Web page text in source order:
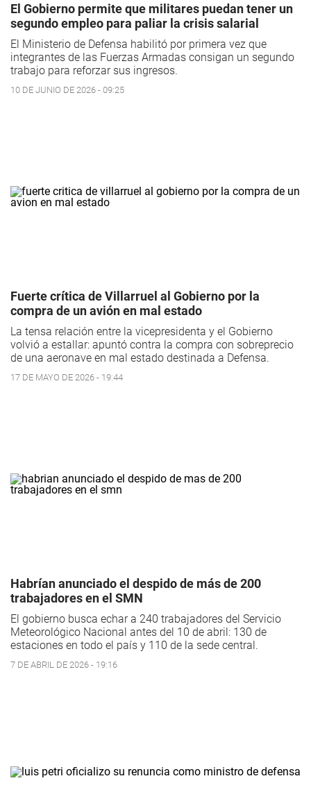
El Gobierno permite que militares puedan tener un
segundo empleo para paliar la crisis salarial
El Ministerio de Defensa habilitó por primera vez que
integrantes de las Fuerzas Armadas consigan un segundo
trabajo para reforzar sus ingresos.
10 DE JUNIO DE 2026 - 09:25
Fuerte crítica de Villarruel al Gobierno por la
compra de un avión en mal estado
La tensa relación entre la vicepresidenta y el Gobierno
volvió a estallar: apuntó contra la compra con sobreprecio
de una aeronave en mal estado destinada a Defensa.
17 DE MAYO DE 2026 - 19:44
Habrían anunciado el despido de más de 200
trabajadores en el SMN
El gobierno busca echar a 240 trabajadores del Servicio
Meteorológico Nacional antes del 10 de abril: 130 de
estaciones en todo el país y 110 de la sede central.
7 DE ABRIL DE 2026 - 19:16